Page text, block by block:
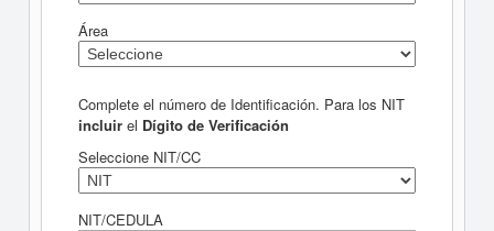
Área
Complete el número de Identificación. Para los NIT
incluirel Dígito de Verificación
Seleccione NIT/CC
NIT/CEDULA